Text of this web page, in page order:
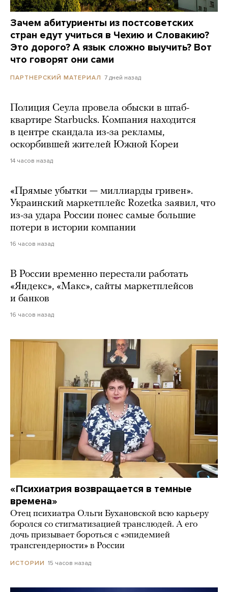
Зачем абитуриенты из постсоветских
стран едут учиться в Чехию и Словакию?
Это дорого? А язык сложно выучить? Вот
что говорят они сами
ПАРТНЕРСКИЙ МАТЕРИАЛ 7 дней назад
Полиция Сеула провела обыски в штаб-
квартире Starbucks. Компания находится
в центре скандала из-за рекламы,
оскорбившей жителей Южной Кореи
14 часов назад
«Прямые убытки — миллиарды гривен».
Украинский маркетплейс Rozetka заявил, что
из-за удара России понес самые большие
потери в истории компании
16 часов назад
В России временно перестали работать
«Яндекс», «Макс», сайты маркетплейсов
и банков
16 часов назад
«Психиатрия возвращается в темные
времена»
Отец психиатра Ольги Бухановской всю карьеру
боролся со стигматизацией транслюдей. А его
дочь призывает бороться с «эпидемией
трансгендерности» в России
ИСТОРИИ 15 часов назад